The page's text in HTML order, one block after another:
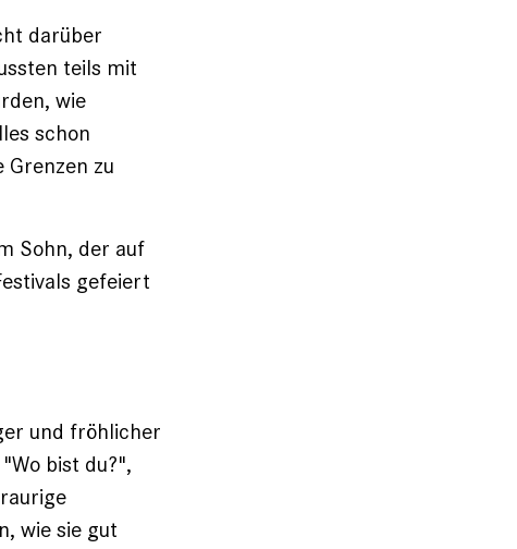
darüber
teils mit
wie
schon
zu
Sohn, der auf
gefeiert
und fröhlicher
bist du?",
wie sie gut